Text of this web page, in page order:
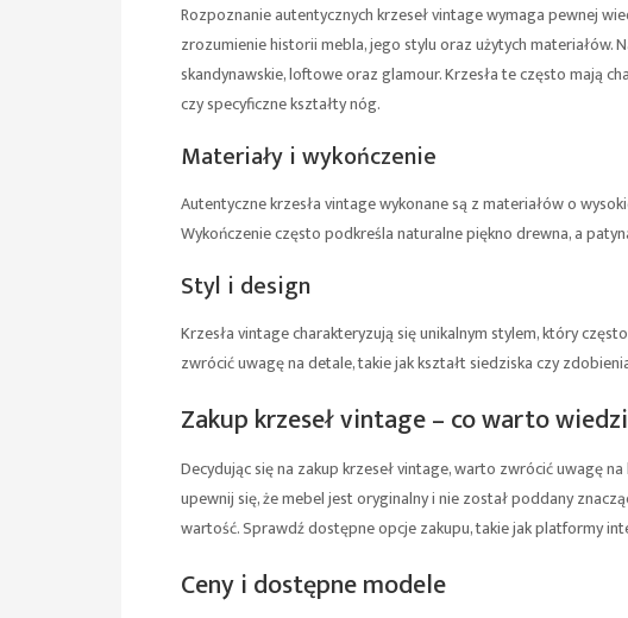
Rozpoznanie autentycznych krzeseł vintage wymaga pewnej
zrozumienie historii mebla, jego stylu oraz użytych materiałów.
skandynawskie, loftowe oraz glamour. Krzesła te często mają
czy specyficzne kształty nóg.
Materiały i wykończenie
Autentyczne krzesła vintage wykonane są z materiałów o
Wykończenie często podkreśla naturalne piękno drewna, a
Styl i design
Krzesła vintage charakteryzują się unikalnym stylem, który
zwrócić uwagę na detale, takie jak kształt siedziska czy
Zakup krzeseł vintage – co warto
Decydując się na zakup krzeseł vintage, warto zwrócić uwagę
upewnij się, że mebel jest oryginalny i nie został poddany
wartość. Sprawdź dostępne opcje zakupu, takie jak platformy
Ceny i dostępne modele